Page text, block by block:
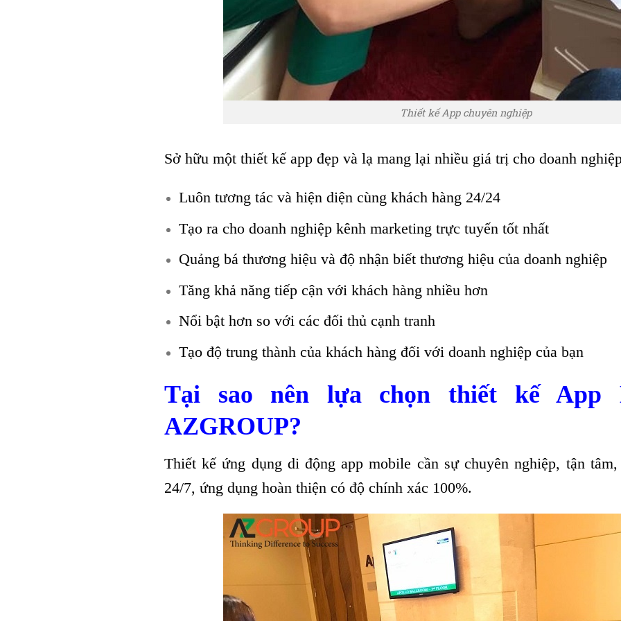
Thiết kế App chuyên nghiệp
Sở hữu một thiết kế app đẹp và lạ mang lại nhiều giá trị cho doanh
Luôn tương tác và hiện diện cùng khách hàng 24/24
Tạo ra cho doanh nghiệp kênh marketing trực tuyến tốt nhất
Quảng bá thương hiệu và độ nhận biết thương hiệu của doanh nghiệp
Tăng khả năng tiếp cận với khách hàng nhiều hơn
Nổi bật hơn so với các đối thủ cạnh tranh
Tạo độ trung thành của khách hàng đối với doanh nghiệp của bạn
Tại sao nên lựa chọn thiết kế App
AZGROUP?
Thiết kế ứng dụng di động app mobile cần sự chuyên nghiệp, tận
24/7, ứng dụng hoàn thiện có độ chính xác 100%.